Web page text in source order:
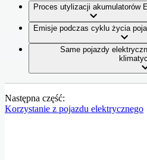
Proces utylizacji akumulatorów
Emisje podczas cyklu życia
Same pojazdy
Następna część:
Korzystanie z pojazdu elektrycznego